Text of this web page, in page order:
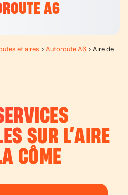
A6
et aires > Autoroute A6 > Aire de
SUR L’AIRE
CÔME